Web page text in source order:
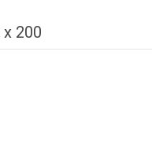
200